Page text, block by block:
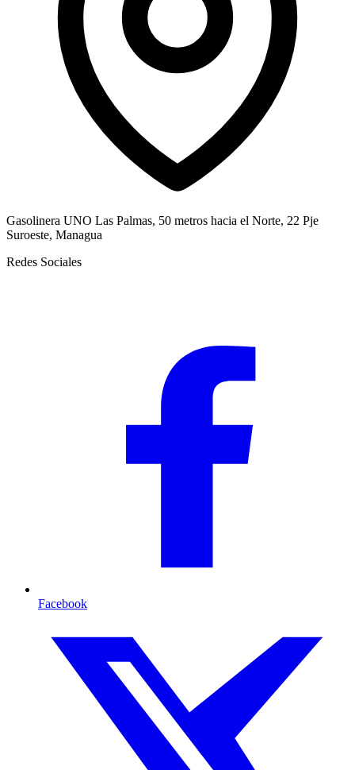
Gasolinera UNO Las Palmas, 50 metros hacia el Norte, 22 Pje
Suroeste, Managua
Redes Sociales
Facebook